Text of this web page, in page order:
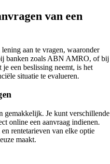
van een
aan te vragen, waaronder
banken zoals ABN AMRO, of bij
een beslissing neemt, is het
situatie te evalueren.
gemakkelijk. Je kunt verschillende
online een aanvraag indienen.
rentetarieven van elke optie
maakt.